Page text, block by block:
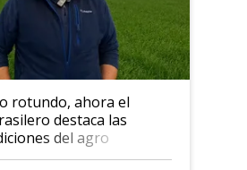
rotundo, ahora el
destaca las
del agro
invertir: "Los veo